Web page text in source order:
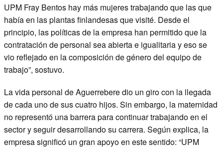
UPM Fray Bentos hay más mujeres trabajando que las que
había en las plantas finlandesas que visité. Desde el
principio, las políticas de la empresa han permitido que la
contratación de personal sea abierta e igualitaria y eso se
vio reflejado en la composición de género del equipo de
trabajo”, sostuvo.
La vida personal de Aguerrebere dio un giro con la llegada
de cada uno de sus cuatro hijos. Sin embargo, la maternidad
no representó una barrera para continuar trabajando en el
sector y seguir desarrollando su carrera. Según explica, la
empresa significó un gran apoyo en este sentido: “UPM